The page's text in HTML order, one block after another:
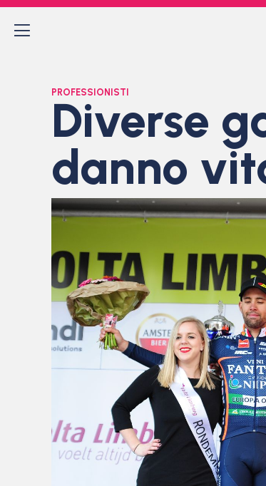
PROFESSIONISTI
Diverse
danno